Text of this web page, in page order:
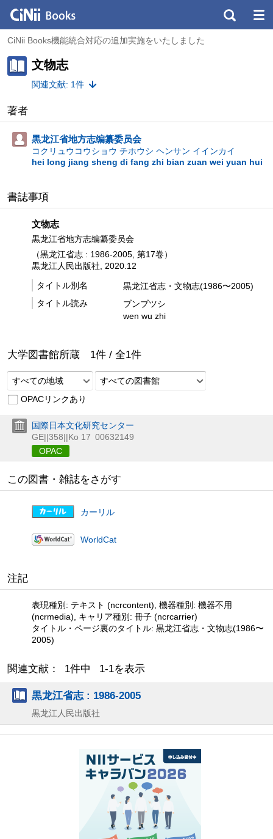
CiNii Books機能統合対応の追加実施をいたしました
文物志
関連文献: 1件
著者
黒龙江省地方志编纂委员会
コクリュウコウショウ チホウシ ヘンサン イインカイ
hei long jiang sheng di fang zhi bian zuan wei yuan hui
書誌事項
文物志
黒龙江省地方志编纂委员会
（黒龙江省志 : 1986-2005, 第17卷）
黒龙江人民出版社, 2020.12
タイトル別名
黒龙江省志・文物志(1986〜2005)
タイトル読み
ブンブツシ
wen wu zhi
大学図書館所蔵 1件 / 全1件
すべての地域
すべての図書館
OPACリンクあり
国際日本文化研究センター
GE||358||Ko 17 00632149
OPAC
この図書・雑誌をさがす
カーリル
WorldCat
注記
表現種別: テキスト (ncrcontent), 機器種別: 機器不用
(ncrmedia), キャリア種別: 冊子 (ncrcarrier)
タイトル・ページ裏のタイトル: 黒龙江省志・文物志(1986〜
2005)
関連文献： 1件中 1-1を表示
黒龙江省志 : 1986-2005
黒龙江人民出版社